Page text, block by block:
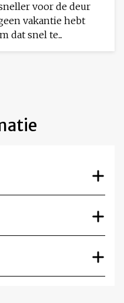
voor de deur
vakantie hebt
dat snel te...